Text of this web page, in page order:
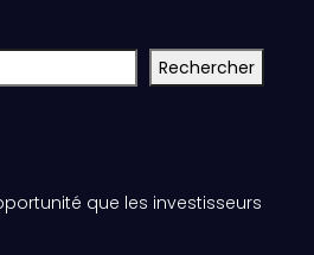
Rechercher
que les investisseurs